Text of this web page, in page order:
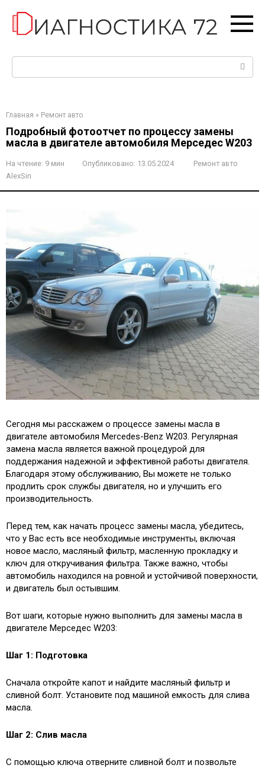
контенту
Главная » Ремонт авто
Подробный фотоотчет по процессу замены
масла в двигателе автомобиля Мерседес W203
На чтение: 9 мин Опубликовано: 13.05.2024
Ремонт авто
AlexSin
Сегодня мы расскажем о процессе замены масла в
двигателе автомобиля Mercedes-Benz W203. Регулярная
замена масла является важной процедурой для
поддержания надежной и эффективной работы двигателя.
Благодаря этому обслуживанию, Вы можете не только
продлить срок службы двигателя, но и улучшить его
производительность.
Перед тем, как начать процесс замены масла, убедитесь,
что у Вас есть все необходимые инструменты, включая
новое масло, масляный фильтр, масленную прокладку и
ключ для откручивания фильтра. Также важно, чтобы
автомобиль находился на ровной и устойчивой поверхности,
и двигатель был остывшим.
Вот шаги, которые нужно выполнить для замены масла в
двигателе Мерседес W203:
Шаг 1: Подготовка
Сначала откройте капот и найдите масляный фильтр и
сливной болт. Установите под машиной емкость для слива
масла.
Шаг 2: Слив масла
С помощью ключа отверните сливной болт и позвольте